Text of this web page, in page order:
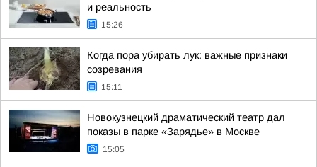
и реальность
15:26
Когда пора убирать лук: важные признаки
созревания
15:11
Новокузнецкий драматический театр дал
показы в парке «Зарядье» в Москве
15:05